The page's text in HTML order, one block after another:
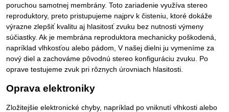
poruchou samotnej membrány. Toto zariadenie využíva stereo
reproduktory, preto pristupujeme najprv k čisteniu, ktoré dokáže
výrazne zlepšiť kvalitu aj hlasitosť zvuku bez nutnosti výmeny
súčiastky. Ak je membrána reproduktora mechanicky poškodená,
napríklad vlhkosťou alebo pádom, V našej dielni ju vymeníme za
nový diel a zachováme pôvodnú stereo konfiguráciu zvuku. Po
oprave testujeme zvuk pri rôznych úrovniach hlasitosti.
Oprava elektroniky
Zložitejšie elektronické chyby, napríklad po vniknutí vlhkosti alebo